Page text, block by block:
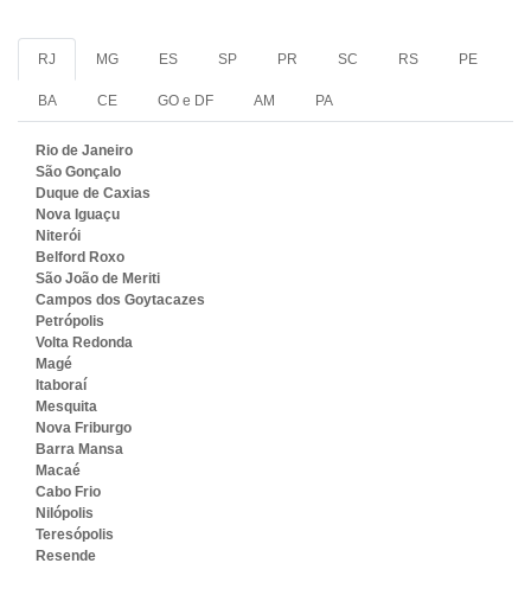
RJ MG ES SP PR SC RS PE
BA CE GO e DF AM PA
Rio de Janeiro
São Gonçalo
Duque de Caxias
Nova Iguaçu
Niterói
Belford Roxo
São João de Meriti
Campos dos Goytacazes
Petrópolis
Volta Redonda
Magé
Itaboraí
Mesquita
Nova Friburgo
Barra Mansa
Macaé
Cabo Frio
Nilópolis
Teresópolis
Resende